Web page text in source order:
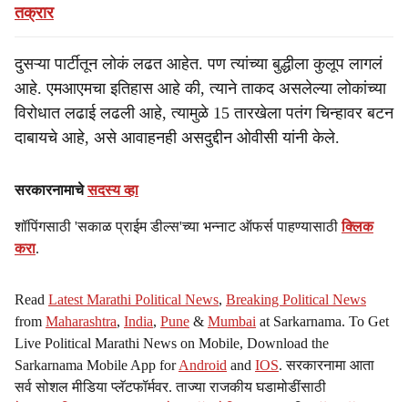
तक्रार
दुसऱ्या पार्टीतून लोकं लढत आहेत. पण त्यांच्या बुद्धीला कुलूप लागलं
आहे. एमआएमचा इतिहास आहे की, त्याने ताकद असलेल्या लोकांच्या
विरोधात लढाई लढली आहे, त्यामुळे 15 तारखेला पतंग चिन्हावर बटन
दाबायचे आहे, असे आवाहनही असदुद्दीन ओवीसी यांनी केले.
सरकारनामाचेसदस्य व्हा
शॉपिंगसाठी 'सकाळ प्राईम डील्स'च्या भन्नाट ऑफर्स पाहण्यासाठीक्लिक
करा.
Read Latest Marathi Political News, Breaking Political News
from Maharashtra, India, Pune & Mumbai at Sarkarnama. To Get
Live Political Marathi News on Mobile, Download the
Sarkarnama Mobile App forAndroid and IOS. सरकारनामा आता
सर्व सोशल मीडिया प्लॅटफॉर्मवर. ताज्या राजकीय घडामोडींसाठी